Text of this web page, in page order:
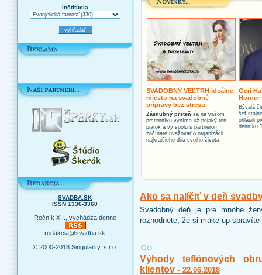
inštitúcia
SVADBA.SK
ISSN 1336-3360
Ročník XII., vychádza denne
redakcia@svadba.sk
© 2000-2018 Singularity, s.r.o.
SVADOBNÝ VEĽTRH ideálne
miesto na svadobné
prípravy bez stresu
Zásnubný prsteň sa na vašom
prstenníku vyníma už nejaký ten
piatok a vy spolu s partnerom
začínate uvažovať o organizácii
najkrajšieho dňa svojho života.
Geri
Horner
Bývalá
šéf
ohlásili
denníku
Ako sa nalíčiť v deň
Svadobný deň je pre mnohé
rozhodnete, že si make-up
Výhody teflónových
klientov -22.06.2018